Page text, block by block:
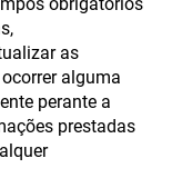
as
alguma
perante a
prestadas